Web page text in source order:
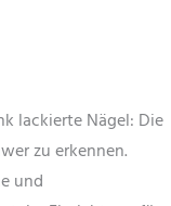
lackierte Nägel: Die
zu erkennen.
und